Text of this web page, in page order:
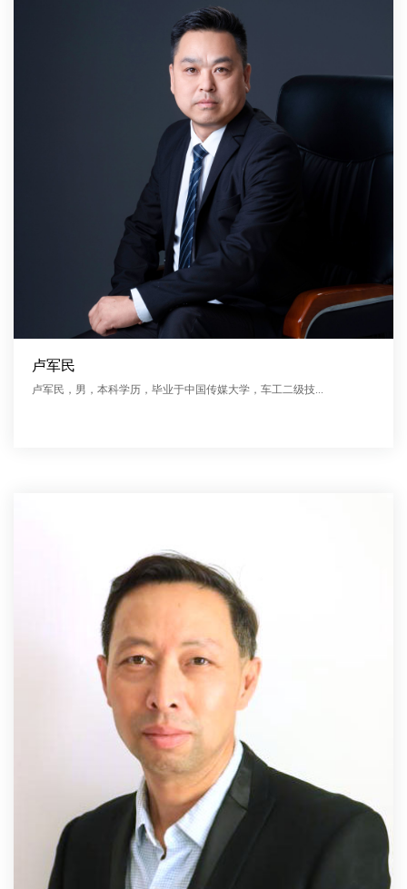
卢军民
卢军民，男，本科学历，毕业于中国传媒大学，车工二级技...